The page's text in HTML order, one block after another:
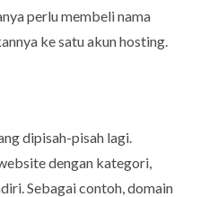
perlu membeli nama
ke satu akun hosting.
dipisah-pisah lagi.
dengan kategori,
Sebagai contoh, domain